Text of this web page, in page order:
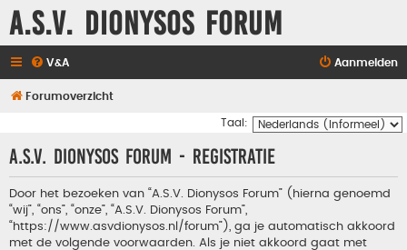
A.S.V. Dionysos Forum
V&A Aanmelden
Forumoverzicht
Taal:
A.S.V. Dionysos Forum - Registratie
Door het bezoeken van “A.S.V. Dionysos Forum” (hierna genoemd
“wij”, “ons”, “onze”, “A.S.V. Dionysos Forum”,
“https://www.asvdionysos.nl/forum”), ga je automatisch akkoord
met de volgende voorwaarden. Als je niet akkoord gaat met